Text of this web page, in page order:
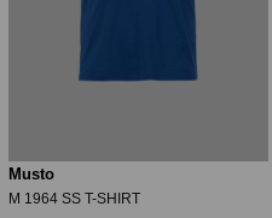
Musto
M 1964 SS T-SHIRT